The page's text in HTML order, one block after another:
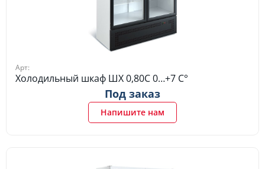
Арт:
Холодильный шкаф ШХ 0,80С 0…+7 C°
Под заказ
Напишите нам